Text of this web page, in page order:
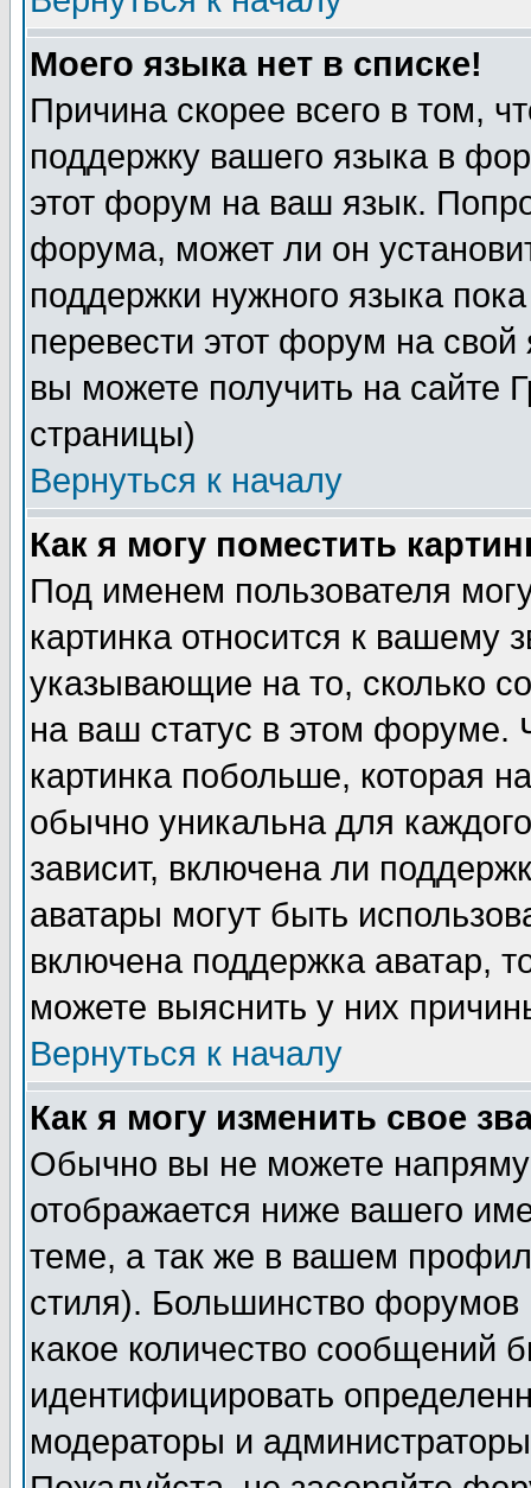
Моего языка нет в списке!
Причина скорее всего в том,
поддержку вашего языка в
этот форум на ваш язык.
форума, может ли он
поддержки нужного языка
перевести этот форум на
вы можете получить на сайте
страницы)
Вернуться к началу
Как я могу поместить
Под именем пользователя
картинка относится к вашему
указывающие на то, сколько
на ваш статус в этом форуме.
картинка побольше, которая
обычно уникальна для
зависит, включена ли
аватары могут быть
включена поддержка аватар,
можете выяснить у них
Вернуться к началу
Как я могу изменить свое
Обычно вы не можете
отображается ниже вашего
теме, а так же в вашем
стиля). Большинство форумов
какое количество сообщений
идентифицировать
модераторы и